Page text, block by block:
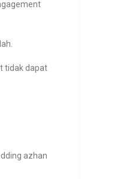
tidak dapat
azhan